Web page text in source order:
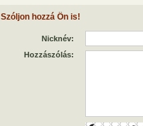
Szóljon hozzá Ön is!
Nicknév:
Hozzászólás: